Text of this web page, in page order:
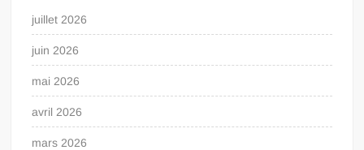
juillet 2026
juin 2026
mai 2026
avril 2026
mars 2026